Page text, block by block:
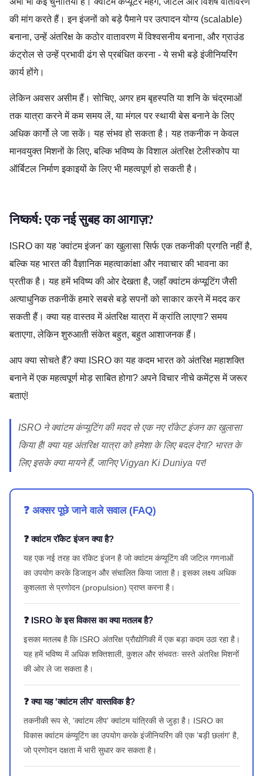
की मांग करते हैं। इन इंजनों को बड़े पैमाने पर उत्पादन योग्य (scalable)
बनाना, उन्हें अंतरिक्ष के कठोर वातावरण में विश्वसनीय बनाना, और ग्राउंड
कंट्रोल से उन्हें प्रभावी ढंग से प्रबंधित करना - ये सभी बड़े इंजीनियरिंग
कार्य होंगे।
लेकिन अवसर असीम हैं। सोचिए, अगर हम बृहस्पति या शनि के चंद्रमाओं
तक यात्रा करने में कम समय लें, या मंगल पर स्थायी बेस बनाने के लिए
अधिक कार्गो ले जा सकें। यह संभव हो सकता है। यह तकनीक न केवल
मानवयुक्त मिशनों के लिए, बल्कि भविष्य के विशाल अंतरिक्ष टेलीस्कोप या
ऑर्बिटल निर्माण इकाइयों के लिए भी महत्वपूर्ण हो सकती है।
निष्कर्ष: एक नई सुबह का आगाज़?
ISRO का यह 'क्वांटम इंजन' का खुलासा सिर्फ एक तकनीकी प्रगति नहीं है,
बल्कि यह भारत की वैज्ञानिक महत्वाकांक्षा और नवाचार की भावना का
प्रतीक है। यह हमें भविष्य की ओर देखता है, जहाँ क्वांटम कंप्यूटिंग जैसी
अत्याधुनिक तकनीकें हमारे सबसे बड़े सपनों को साकार करने में मदद कर
सकती हैं। क्या यह वास्तव में अंतरिक्ष यात्रा में क्रांति लाएगा? समय
बताएगा, लेकिन शुरुआती संकेत बहुत, बहुत आशाजनक हैं।
आप क्या सोचते हैं? क्या ISRO का यह कदम भारत को अंतरिक्ष महाशक्ति
बनाने में एक महत्वपूर्ण मोड़ साबित होगा? अपने विचार नीचे कमेंट्स में जरूर
बताएं!
ISRO ने क्वांटम कंप्यूटिंग की मदद से एक नए रॉकेट इंजन का खुलासा
किया है! क्या यह अंतरिक्ष यात्रा को हमेशा के लिए बदल देगा? भारत के
लिए इसके क्या मायने हैं, जानिए Vigyan Ki Duniya पर!
❓ अक्सर पूछे जाने वाले सवाल (FAQ)
❓ क्वांटम रॉकेट इंजन क्या है?
यह एक नई तरह का रॉकेट इंजन है जो क्वांटम कंप्यूटिंग की जटिल गणनाओं
का उपयोग करके डिजाइन और संचालित किया जाता है। इसका लक्ष्य अधिक
कुशलता से प्रणोदन (propulsion) प्राप्त करना है।
❓ ISRO के इस विकास का क्या मतलब है?
इसका मतलब है कि ISRO अंतरिक्ष प्रौद्योगिकी में एक बड़ा कदम उठा रहा है।
यह हमें भविष्य में अधिक शक्तिशाली, कुशल और संभवतः सस्ते अंतरिक्ष मिशनों
की ओर ले जा सकता है।
❓ क्या यह 'क्वांटम लीप' वास्तविक है?
तकनीकी रूप से, 'क्वांटम लीप' क्वांटम यांत्रिकी से जुड़ा है। ISRO का
विकास क्वांटम कंप्यूटिंग का उपयोग करके इंजीनियरिंग की एक 'बड़ी छलांग' है,
जो प्रणोदन दक्षता में भारी सुधार कर सकता है।